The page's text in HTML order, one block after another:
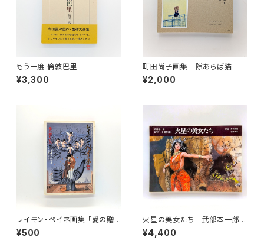
もう一度 倫敦巴里
¥3,300
町田尚子画集 隙あらば猫
¥2,000
レイモン・ペイネ画集 「愛の贈り
もの」（手のひらシアターミュー
ジアム）
¥500
火星の美女たち 武部本一郎S
Fアート傑作集１
¥4,400